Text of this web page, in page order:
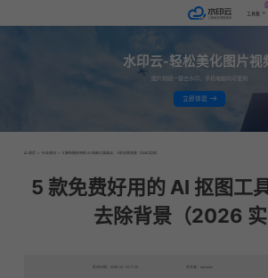
工具集
水印云-轻松美化图片视
图片视频一键去水印，手机电脑均可使用
立即体验
首页 > 行业资讯 > 5 款免费好用的 AI 抠图工具盘点：3 秒去除背景（2026 实测）
5 款免费好用的 AI 抠图工
去除背景（2026 实
发布日期：2026-04-22 11:35 发表者：qianqian